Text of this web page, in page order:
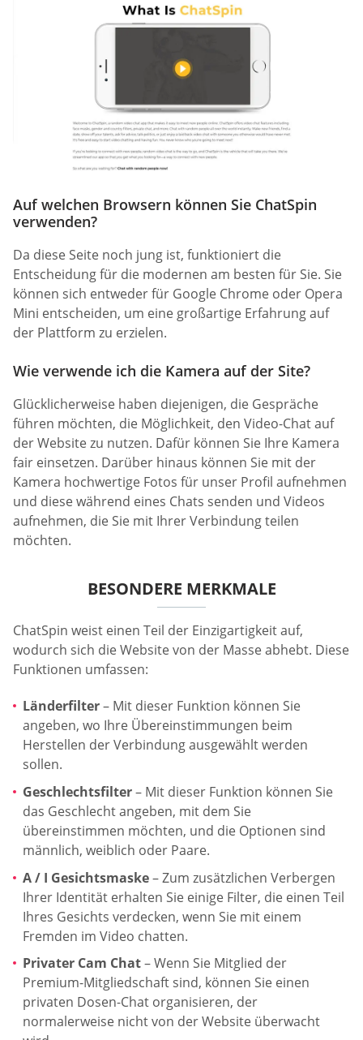
Auf welchen Browsern können Sie ChatSpin
verwenden?
Da diese Seite noch jung ist, funktioniert die
Entscheidung für die modernen am besten für Sie. Sie
können sich entweder für Google Chrome oder Opera
Mini entscheiden, um eine großartige Erfahrung auf
der Plattform zu erzielen.
Wie verwende ich die Kamera auf der Site?
Glücklicherweise haben diejenigen, die Gespräche
führen möchten, die Möglichkeit, den Video-Chat auf
der Website zu nutzen. Dafür können Sie Ihre Kamera
fair einsetzen. Darüber hinaus können Sie mit der
Kamera hochwertige Fotos für unser Profil aufnehmen
und diese während eines Chats senden und Videos
aufnehmen, die Sie mit Ihrer Verbindung teilen
möchten.
BESONDERE MERKMALE
ChatSpin weist einen Teil der Einzigartigkeit auf,
wodurch sich die Website von der Masse abhebt. Diese
Funktionen umfassen:
Länderfilter– Mit dieser Funktion können Sie
angeben, wo Ihre Übereinstimmungen beim
Herstellen der Verbindung ausgewählt werden
sollen.
Geschlechtsfilter– Mit dieser Funktion können Sie
das Geschlecht angeben, mit dem Sie
übereinstimmen möchten, und die Optionen sind
männlich, weiblich oder Paare.
A / I Gesichtsmaske– Zum zusätzlichen Verbergen
Ihrer Identität erhalten Sie einige Filter, die einen Teil
Ihres Gesichts verdecken, wenn Sie mit einem
Fremden im Video chatten.
Privater Cam Chat– Wenn Sie Mitglied der
Premium-Mitgliedschaft sind, können Sie einen
privaten Dosen-Chat organisieren, der
normalerweise nicht von der Website überwacht